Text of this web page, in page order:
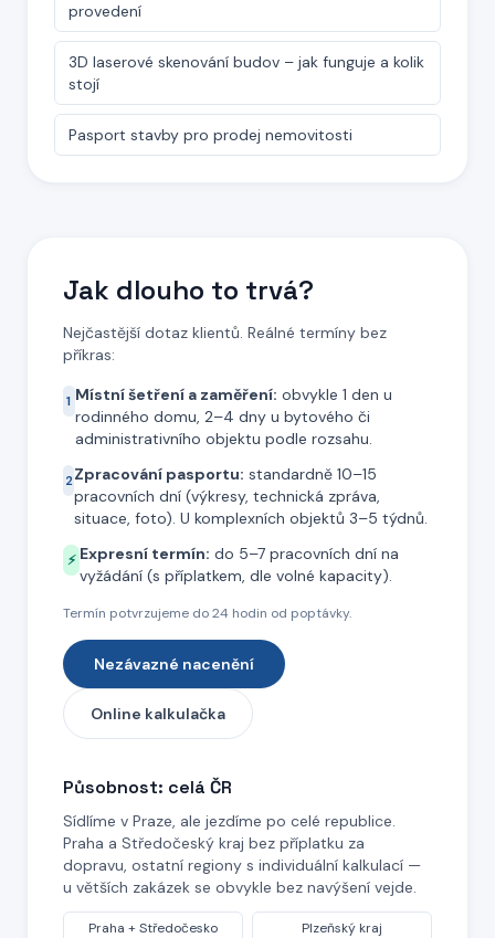
provedení
3D laserové skenování budov – jak funguje a kolik
stojí
Pasport stavby pro prodej nemovitosti
Jak dlouho to trvá?
Nejčastější dotaz klientů. Reálné termíny bez
příkras:
1 Místní šetření a zaměření: obvykle 1 den u
rodinného domu, 2–4 dny u bytového či
administrativního objektu podle rozsahu.
2Zpracování pasportu: standardně 10–15
pracovních dní (výkresy, technická zpráva,
situace, foto). U komplexních objektů 3–5 týdnů.
⚡ Expresní termín: do 5–7 pracovních dní na
vyžádání (s příplatkem, dle volné kapacity).
Termín potvrzujeme do 24 hodin od poptávky.
Nezávazné nacenění
Online kalkulačka
Působnost: celá ČR
Sídlíme v Praze, ale jezdíme po celé republice.
Praha a Středočeský kraj bez příplatku za
dopravu, ostatní regiony s individuální kalkulací —
u větších zakázek se obvykle bez navýšení vejde.
Praha + Středočesko Plzeňský kraj